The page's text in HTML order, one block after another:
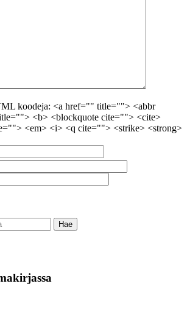
koodeja: <a href="" title=""> <abbr
<b> <blockquote cite=""> <cite>
<em> <i> <q cite=""> <strike> <strong>